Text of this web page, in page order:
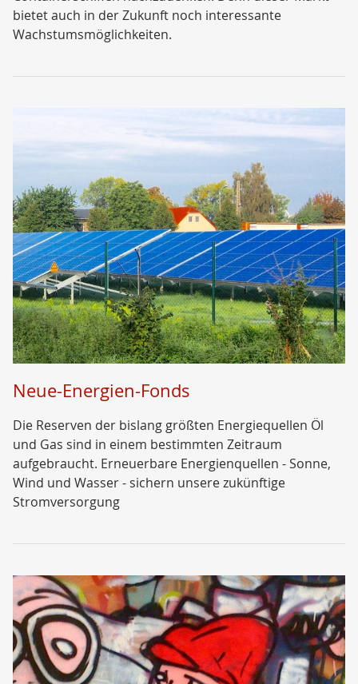
bietet auch in der Zukunft noch interessante
Wachstumsmöglichkeiten.
Neue-Energien-Fonds
Die Reserven der bislang größten Energiequellen Öl
und Gas sind in einem bestimmten Zeitraum
aufgebraucht. Erneuerbare Energienquellen - Sonne,
Wind und Wasser - sichern unsere zukünftige
Stromversorgung